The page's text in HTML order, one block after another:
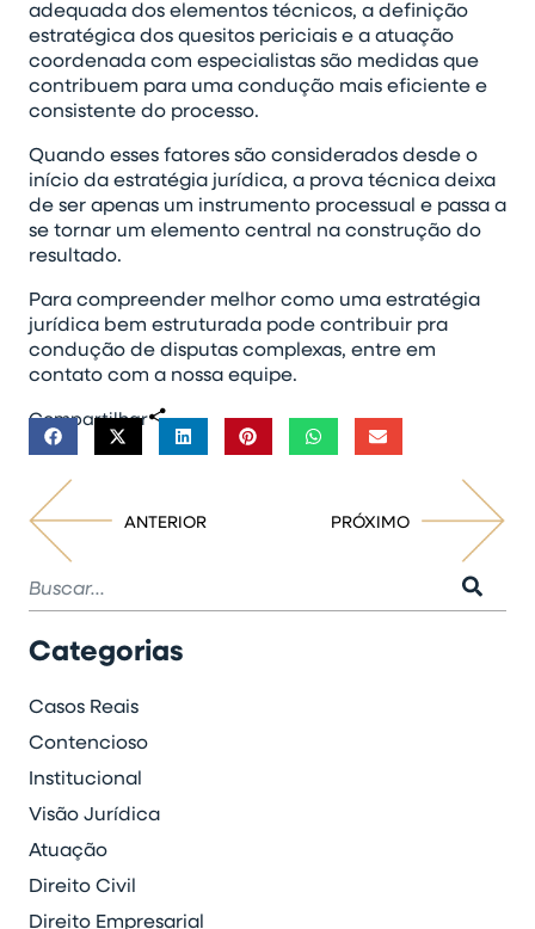
adequada dos elementos técnicos, a definição
estratégica dos quesitos periciais e a atuação
coordenada com especialistas são medidas que
contribuem para uma condução mais eficiente e
consistente do processo.
Quando esses fatores são considerados desde o
início da estratégia jurídica, a prova técnica deixa
de ser apenas um instrumento processual e passa a
se tornar um elemento central na construção do
resultado.
Para compreender melhor como uma estratégia
jurídica bem estruturada pode contribuir pra
condução de disputas complexas, entre em
contato com a nossa equipe.
Compartilhar
ANTERIOR PRÓXIMO
Categorias
Casos Reais
Contencioso
Institucional
Visão Jurídica
Atuação
Direito Civil
Direito Empresarial